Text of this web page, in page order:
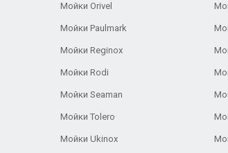
Мойки Orivel
Мойки Paulmark
Мойки Reginox
Мойки Rodi
Мойки Seaman
Мойки Tolero
Мойки Ukinox